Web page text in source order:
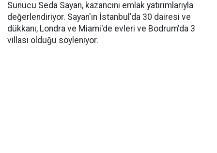
Sunucu Seda Sayan, kazancını emlak yatırımlarıyla
değerlendiriyor. Sayan'ın İstanbul'da 30 dairesi ve
dükkanı, Londra ve Miami'de evleri ve Bodrum'da 3
villası olduğu söyleniyor.